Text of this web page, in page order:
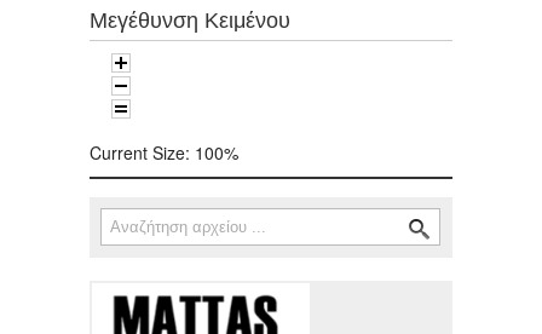
Μεγέθυνση Κειμένου
Current Size: 100%
Φόρμα αναζήτησης
Αναζήτηση